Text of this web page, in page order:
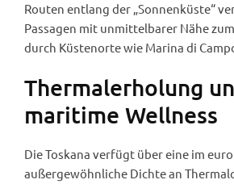
Routen entlang der „Sonnenküste“
Passagen mit unmittelbarer Nähe
durch Küstenorte wie Marina di
Thermalerholung
maritime Wellness
Die Toskana verfügt über eine im
außergewöhnliche Dichte an